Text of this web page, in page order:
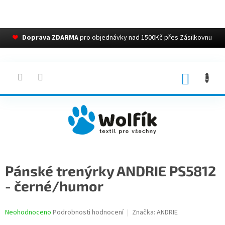
❤ Doprava ZDARMApro objednávky nad 1500Kč přes Zásilkovnu
Pánské trenýrky ANDRIE PS5812
- černé/humor
Průměrné
Neohodnoceno Podrobnosti hodnocení Značka: ANDRIE